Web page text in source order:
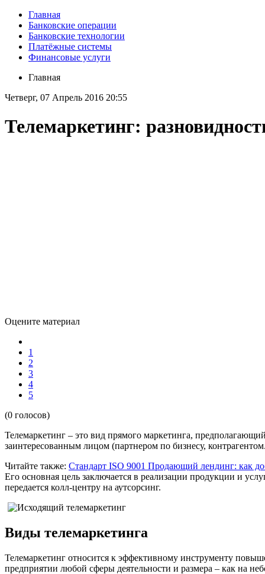
Главная
Банковские операции
Банковские технологии
Платёжные системы
Финансовые услуги
Главная
Четверг, 07 Апрель 2016 20:55
Телемаркетинг:
Оцените материал
1
2
3
4
5
(0 голосов)
Телемаркетинг – это вид прямого маркетинга,
заинтересованным лицом (партнером по бизнесу,
Читайте также: Стандарт ISO 9001 Продающий лендинг: как
Его основная цель заключается в реализации продукции и
передается колл-центру на аутсорсинг.
Виды телемаркетинга
Телемаркетинг относится к эффективному инструменту
предприятии любой сферы деятельности и размера – как на